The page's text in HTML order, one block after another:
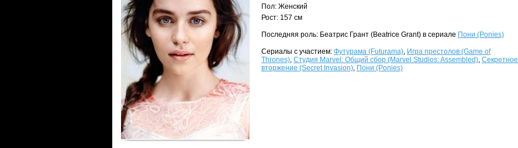
Пол: Женский
Рост: 157 см
Последняя роль: Беатрис Грант (Beatrice Grant) в сериале Пони (Ponies)
Сериалы с участием: Футурама (Futurama), Игра престолов (Game of
Thrones), Студия Marvel: Общий сбор (Marvel Studios: Assembled), Секретное
вторжение (Secret Invasion), Пони (Ponies)